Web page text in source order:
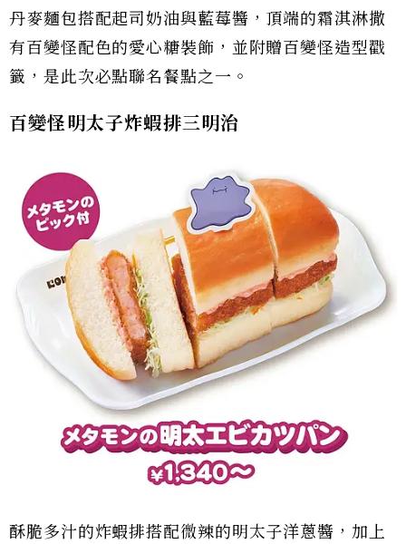
丹麥麵包搭配起司奶油與藍莓醬，頂端的霜淇淋撒
有百變怪配色的愛心糖裝飾，並附贈百變怪造型戳
籤，是此次必點聯名餐點之一。
百變怪明太子炸蝦排三明治
酥脆多汁的炸蝦排搭配微辣的明太子洋蔥醬，加上